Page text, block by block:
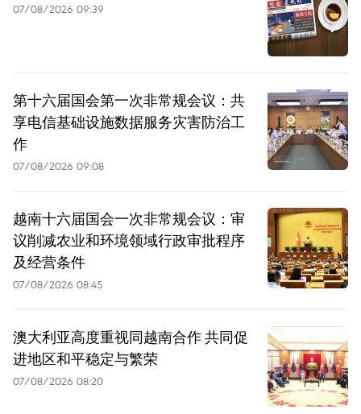
07/08/2026 09:39
第十六届国会第一次非常规会议：共
享电信基础设施数据服务灾害防治工
作
07/08/2026 09:08
越南十六届国会一次非常规会议：审
议削减农业和环境领域行政审批程序
及经营条件
07/08/2026 08:45
澳大利亚高度重视同越南合作 共同促
进地区和平稳定与繁荣
07/08/2026 08:20